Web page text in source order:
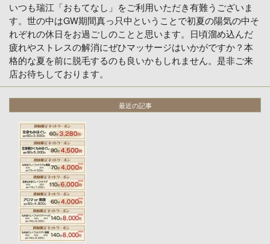
いつも瑞江「おもてなし」をご利用いただき有難うございま
す。世の中はGW期間真っ只中ということで初夏の陽気の中そ
れぞれの休日をお過ごしのことと思います。日頃溜め込んだ
疲れやストレスの解消にぜひマッサージはいかがですか？本
格的な夏を前に脱毛するのも良いかもしれません。是非ご来
店お待ちしております。
最近の記事